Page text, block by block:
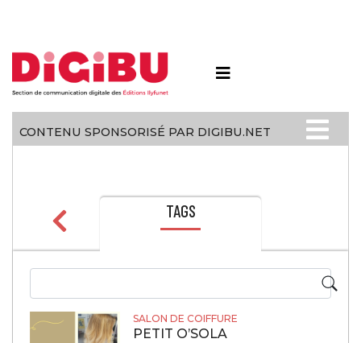
CONTENU SPONSORISÉ PAR DIGIBU.NET
TAGS
SALON DE COIFFURE
PETIT O’SOLA